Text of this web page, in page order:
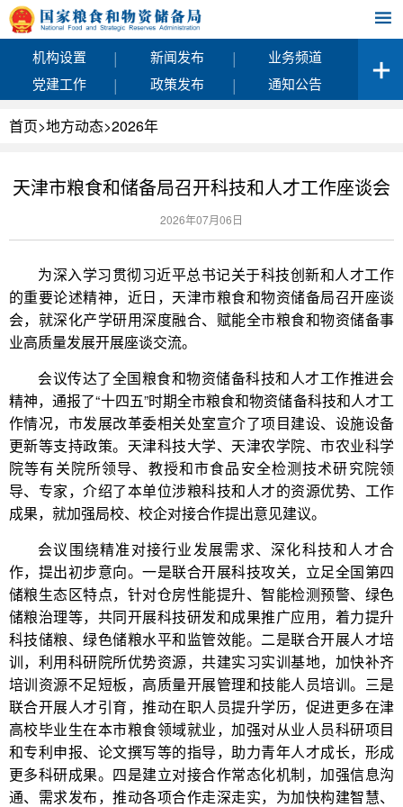
机构设置 | 新闻发布 |
业务频道
党建工作
| 政策发布 | 通知公告
首页>地方动态>2026年
天津市粮食和储备局召开科技和人才工作座谈会
2026年07月06日
为深入学习贯彻习近平总书记关于科技创新和人才工作
的重要论述精神，近日，天津市粮食和物资储备局召开座谈
会，就深化产学研用深度融合、赋能全市粮食和物资储备事
业高质量发展开展座谈交流。
会议传达了全国粮食和物资储备科技和人才工作推进会
精神，通报了“十四五”时期全市粮食和物资储备科技和人才工
作情况，市发展改革委相关处室宣介了项目建设、设施设备
更新等支持政策。天津科技大学、天津农学院、市农业科学
院等有关院所领导、教授和市食品安全检测技术研究院领
导、专家，介绍了本单位涉粮科技和人才的资源优势、工作
成果，就加强局校、校企对接合作提出意见建议。
会议围绕精准对接行业发展需求、深化科技和人才合
作，提出初步意向。一是联合开展科技攻关，立足全国第四
储粮生态区特点，针对仓房性能提升、智能检测预警、绿色
储粮治理等，共同开展科技研发和成果推广应用，着力提升
科技储粮、绿色储粮水平和监管效能。二是联合开展人才培
训，利用科研院所优势资源，共建实习实训基地，加快补齐
培训资源不足短板，高质量开展管理和技能人员培训。三是
联合开展人才引育，推动在职人员提升学历，促进更多在津
高校毕业生在本市粮食领域就业，加强对从业人员科研项目
和专利申报、论文撰写等的指导，助力青年人才成长，形成
更多科研成果。四是建立对接合作常态化机制，加强信息沟
通、需求发布，推动各项合作走深走实，为加快构建智慧、